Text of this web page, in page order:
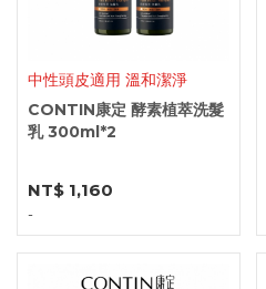
中性頭皮適用 溫和潔淨
CONTIN康定 酵素植萃洗髮
乳 300ml*2
NT$ 1,160
-